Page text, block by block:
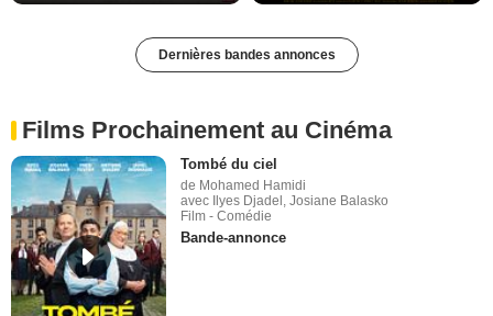
Dernières bandes annonces
Films Prochainement au Cinéma
Tombé du ciel
de Mohamed Hamidi
avec Ilyes Djadel, Josiane Balasko
Film - Comédie
Bande-annonce